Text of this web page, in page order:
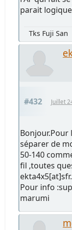
parait
Tks Fuji San
#432 Juillet
séparer de
50-140
fil ,toutes
Pour info
marumi